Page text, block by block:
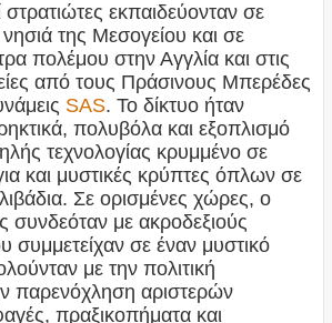
στρατιώτες εκπαιδεύονταν σε
της Μεσογείου και σε
πολέμου στην Αγγλία και στις
από τους Πράσινους Μπερέδες
SAS. Το δίκτυο ήταν
πολυβόλα και εξοπλισμό
τεχνολογίας κρυμμένο σε
και μυστικές κρύπτες όπλων σε
Σε ορισμένες χώρες, ο
συνδεόταν με ακροδεξιούς
συμμετείχαν σε έναν μυστικό
με την πολιτική
παρενόχληση αριστερών
πραξικοπήματα και